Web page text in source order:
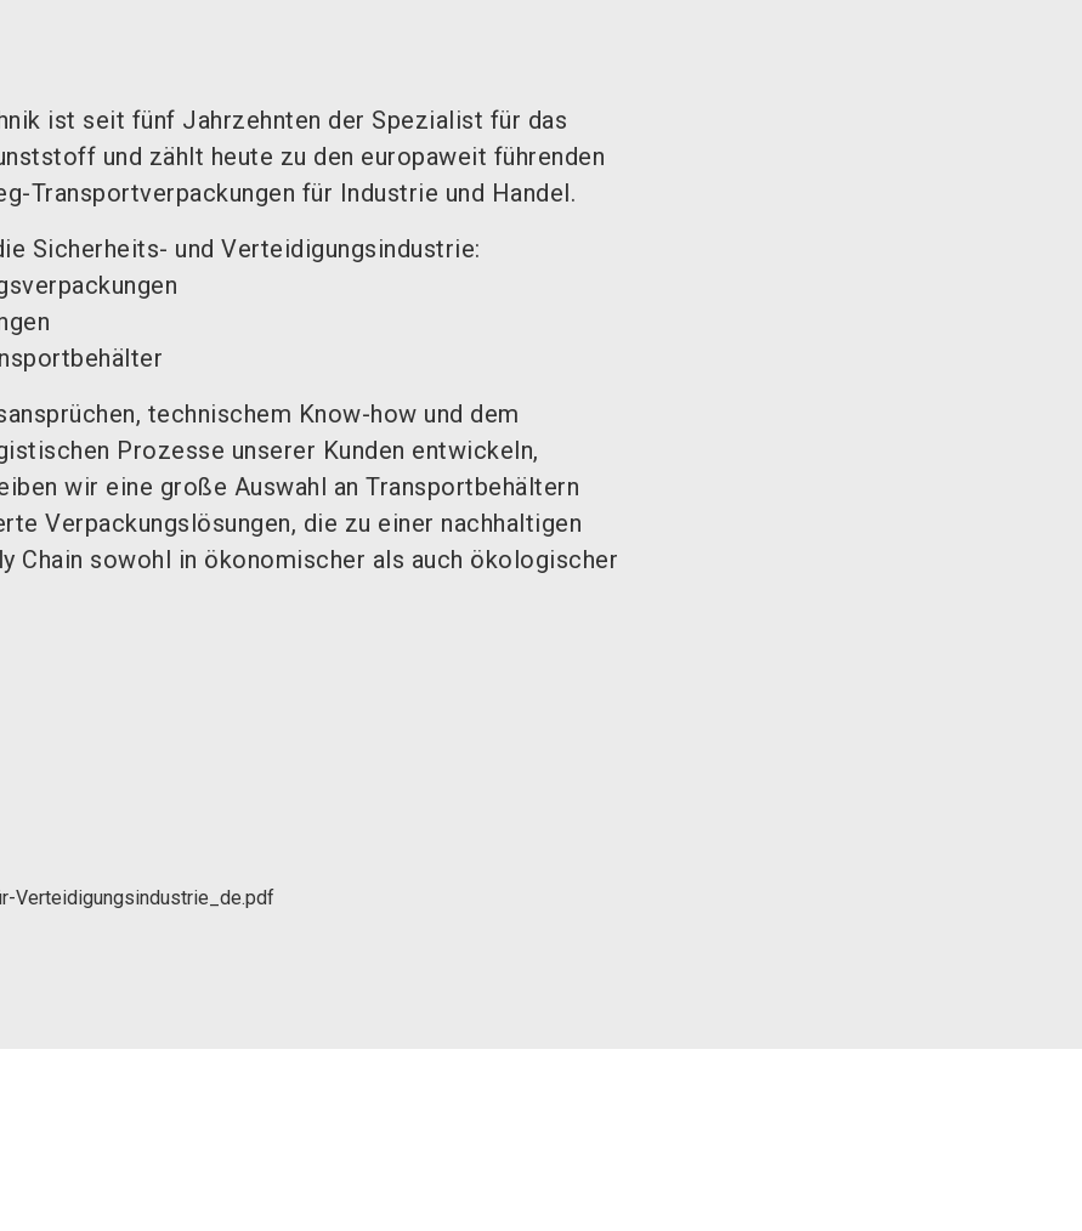
ist seit fünf Jahrzehnten der Spezialist für das
und zählt heute zu den europaweit führenden
Transportverpackungen für Industrie und Handel.
Sicherheits- und Verteidigungsindustrie:
technischem Know-how und dem
Prozesse unserer Kunden entwickeln,
wir eine große Auswahl an Transportbehältern
Verpackungslösungen, die zu einer nachhaltigen
Chain sowohl in ökonomischer als auch ökologischer
Verteidigungsindustrie_de.pdf